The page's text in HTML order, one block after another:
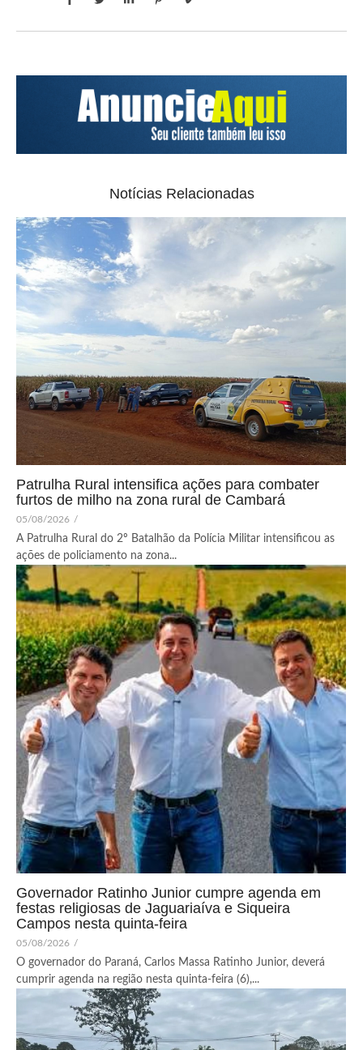
Notícias Relacionadas
Patrulha Rural intensifica ações para combater
furtos de milho na zona rural de Cambará
05/08/2026 /
A Patrulha Rural do 2º Batalhão da Polícia Militar intensificou as
ações de policiamento na zona...
Governador Ratinho Junior cumpre agenda em
festas religiosas de Jaguariaíva e Siqueira
Campos nesta quinta-feira
05/08/2026 /
O governador do Paraná, Carlos Massa Ratinho Junior, deverá
cumprir agenda na região nesta quinta-feira (6),...